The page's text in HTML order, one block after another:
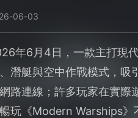
06-03
年6月4日，一款主打現
潛艇與空中作戰模式，吸
路連線；許多玩家在實際
玩《Modern Warships》